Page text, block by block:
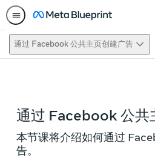
通过 Facebook 公共主页创建广告
通过 Facebook 公共
本节课将介绍如何通过
告。